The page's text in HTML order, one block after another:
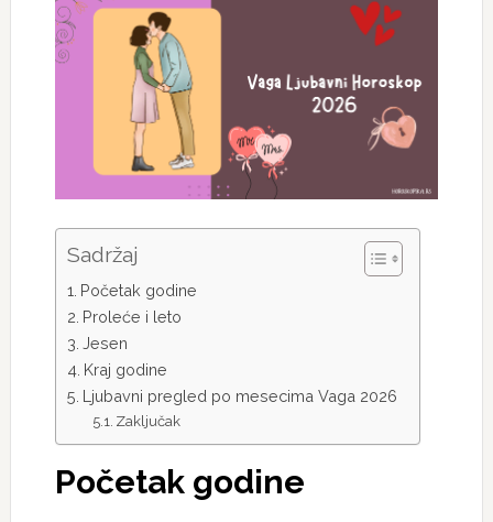
Sadržaj
Početak godine
Proleće i leto
Jesen
Kraj godine
Ljubavni pregled po mesecima Vaga 2026
Zaključak
Početak godine